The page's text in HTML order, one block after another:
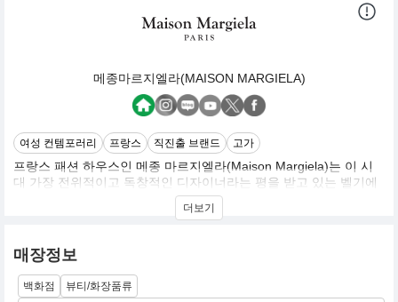
메종마르지엘라(MAISON MARGIELA)
여성 컨템포러리 프랑스 직진출 브랜드 고가
프랑스 패션 하우스인 메종 마르지엘라(Maison Margiela)는 이 시
대 가장 전위적이고 독창적인 디자이너라는 평을 받고 있는 벨기에
디자이너 마틴 마르지엘라(Martin Margiela)에 의해 1988년 설립됐
습니다. 남성성과 여성성이 융합되어 나타나는 메종 마르지엘라의
으로 보여지고 있습니다. 메종 마르지엘라의 현대적 우아함에 대한
독특한 접근은 세계적으로 인정받고 있습니다. 2014년부터 크리에
이티브 디렉터를 맡고 있는 존 갈리아노는 마르지엘라의 코드에 자
신의 시적 비전을 결합한 새로운 미학을 보여주고 있습니다.
더보기
매장정보
백화점
뷰티/화장품류